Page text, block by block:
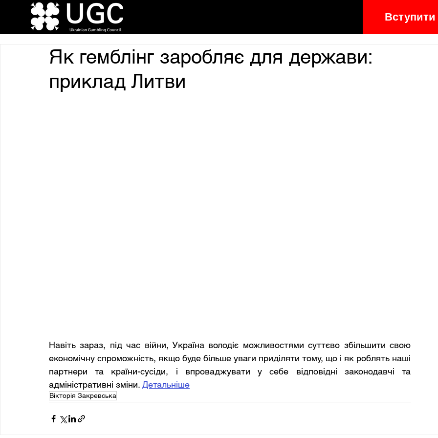
Вступити
Як гемблінг заробляє для держави:
приклад Литви
Навіть зараз, під час війни, Україна володіє можливостями суттєво збільшити свою
економічну спроможність, якщо буде більше уваги приділяти тому, що і як роблять наші
партнери та країни-сусіди, і впроваджувати у себе відповідні законодавчі та
адміністративні зміни. Детальніше
Вікторія Закревська